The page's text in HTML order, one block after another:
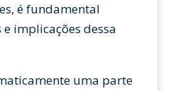
é fundamental
implicações dessa
uma parte